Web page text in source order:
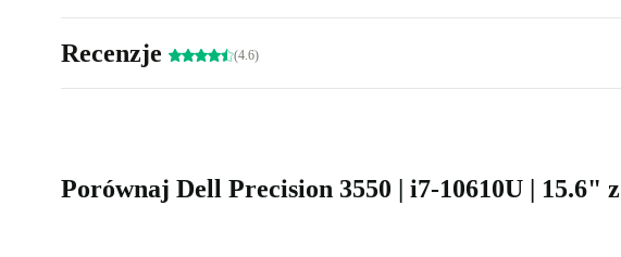
Recenzje (4.6)
Porównaj Dell Precision 3550 | i7-10610U | 15.6"